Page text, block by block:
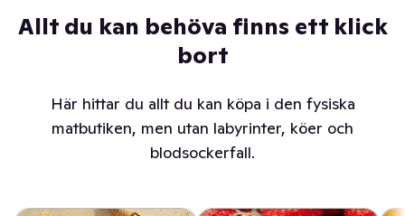
Allt du kan behöva finns ett klick
bort
Här hittar du allt du kan köpa i den fysiska
matbutiken, men utan labyrinter, köer och
blodsockerfall.